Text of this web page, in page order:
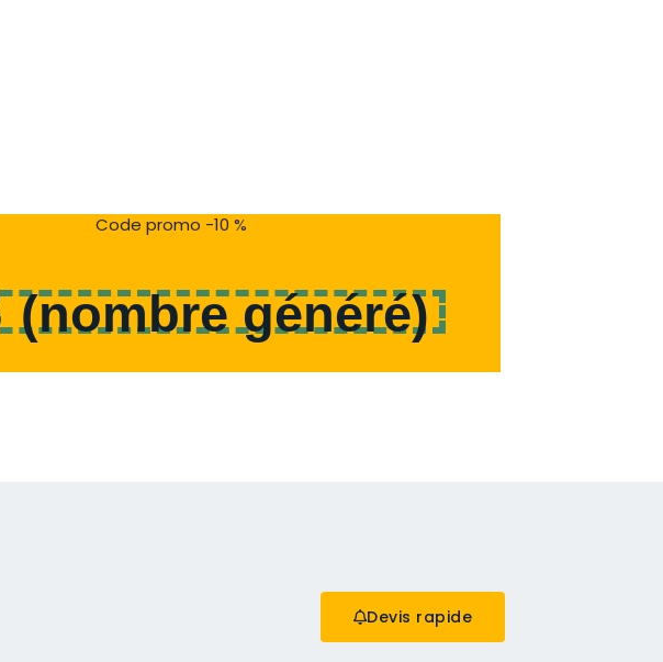
Code promo -10 %
(nombre généré)
Devis rapide